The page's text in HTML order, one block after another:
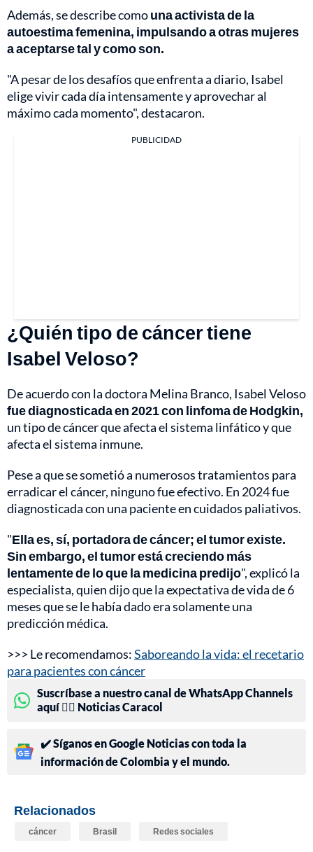
Además, se describe comouna activista de la
autoestima femenina, impulsando a otras mujeres
a aceptarse tal y como son.
"A pesar de los desafíos que enfrenta a diario, Isabel
elige vivir cada día intensamente y aprovechar al
máximo cada momento", destacaron.
PUBLICIDAD
¿Quién tipo de cáncer tiene
Isabel Veloso?
De acuerdo con la doctora Melina Branco, Isabel Veloso
fue diagnosticada en 2021 con linfoma de Hodgkin,
un tipo de cáncer que afecta el sistema linfático y que
afecta el sistema inmune.
Pese a que se sometió a numerosos tratamientos para
erradicar el cáncer, ninguno fue efectivo. En 2024 fue
diagnosticada con una paciente en cuidados paliativos.
"Ella es, sí, portadora de cáncer; el tumor existe.
Sin embargo, el tumor está creciendo más
lentamente de lo que la medicina predijo", explicó la
especialista, quien dijo que la expectativa de vida de 6
meses que se le había dado era solamente una
predicción médica.
>>> Le recomendamos:Saboreando la vida: el recetario
para pacientes con cáncer
Suscríbase a nuestro canal de WhatsApp Channels
aquí 👉🏻 Noticias Caracol
✔️ Síganos en Google Noticias con toda la
información de Colombia y el mundo.
Relacionados
cáncer Brasil Redes sociales